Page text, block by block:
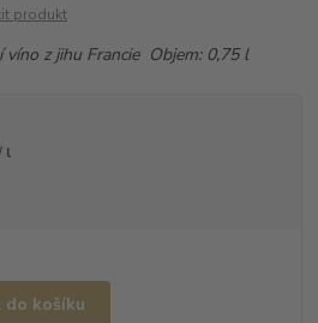
produkt
z jihu Francie Objem: 0,75 l
l
do košíku